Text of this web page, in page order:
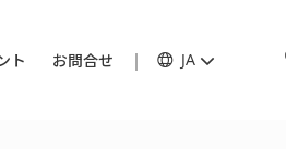
ト お問合せ JA